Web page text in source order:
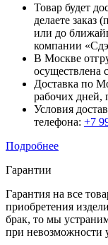
Товар будет
делаете заказ
или до
компании
В Москве
осуществлена
Доставка по
рабочих дней,
Условия
телефона: +7
Подробнее
Гарантии
Гарантия на все
приобретения
брак, то мы
при невозможности